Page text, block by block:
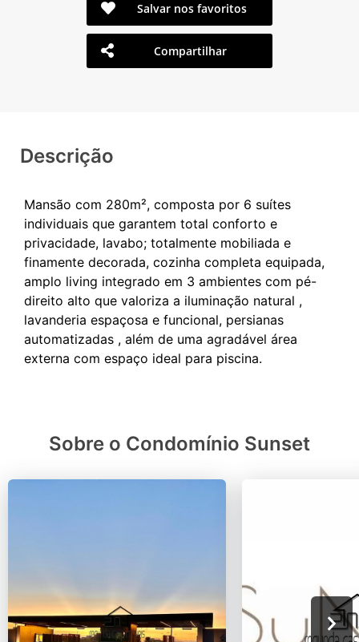
Salvar nos favoritos
Compartilhar
Descrição
Mansão com 280m², composta por 6 suítes
individuais que garantem total conforto e
privacidade, lavabo; totalmente mobiliada e
finamente decorada, cozinha completa equipada,
amplo living integrado em 3 ambientes com pé-
direito alto que valoriza a iluminação natural ,
lavanderia espaçosa e funcional, persianas
automatizadas , além de uma agradável área
Sobre o Condomínio Sunset